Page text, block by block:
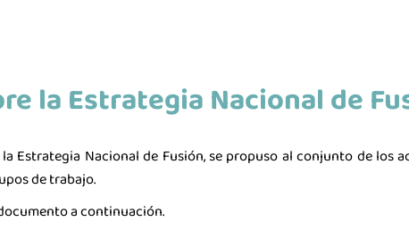
La industria
la Estrategia Nacional de
Estrategia Nacional de Fusión, se propuso al conjunto de los
de trabajo.
a continuación.